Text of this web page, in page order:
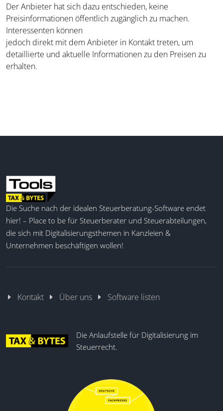
Der Anbieter hat sich dazu entschieden, keine
Preisinformationen öffentlich zugänglich zu machen.
Interessenten können
jedoch direkt mit dem Anbieter in Kontakt treten, um
detaillierte und aktuelle Informationen zu den Preisen zu
erhalten.
Die Suche nach der idealen Steuerberatung-Software endet
hier! – Place to be für Steuerberater und Steuerabteilungen,
die sich mit Digitalisierungsthemen in Kanzleien &
Unternehmen beschäftigen wollen!
Kontakt Über uns Software listen
Die Anlaufstelle für Digitalisierung im
Steuerrecht.